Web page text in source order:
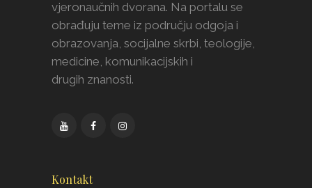
vjeronaučnih dvorana. Na portalu se
obrađuju teme iz području odgoja i
obrazovanja, socijalne skrbi, teologije,
medicine, komunikacijskih i
drugih znanosti.
Kontakt